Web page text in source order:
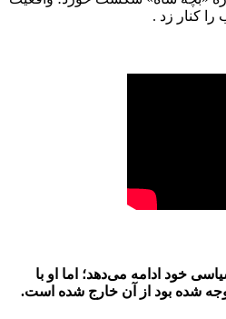
خود ادامه می‌دهد؛ اما او با
شده بود از آن خارج شده است.